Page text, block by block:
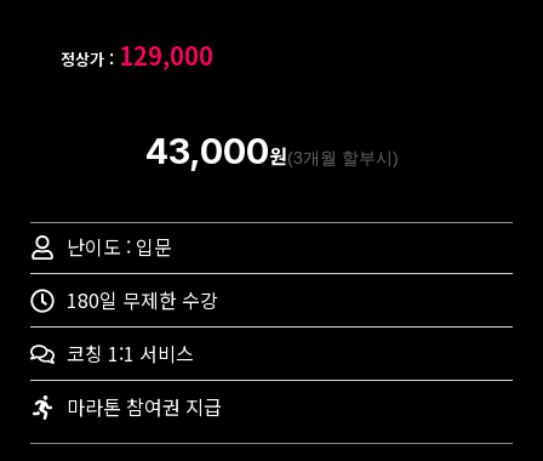
정상가 : 129,000
43,000원(3개월 할부시)
난이도 : 입문
180일 무제한 수강
코칭 1:1 서비스
마라톤 참여권 지급